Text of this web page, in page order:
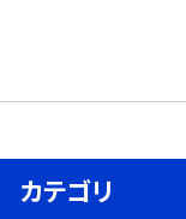
カテゴリ